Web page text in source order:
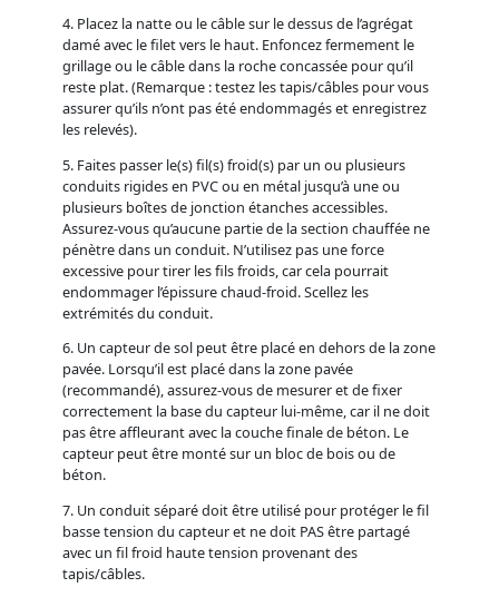
4. Placez la natte ou le câble sur le dessus de l’agrégat
damé avec le filet vers le haut. Enfoncez fermement le
grillage ou le câble dans la roche concassée pour qu’il
reste plat. (Remarque : testez les tapis/câbles pour vous
assurer qu’ils n’ont pas été endommagés et enregistrez
les relevés).
5. Faites passer le(s) fil(s) froid(s) par un ou plusieurs
conduits rigides en PVC ou en métal jusqu’à une ou
plusieurs boîtes de jonction étanches accessibles.
Assurez-vous qu’aucune partie de la section chauffée ne
pénètre dans un conduit. N’utilisez pas une force
excessive pour tirer les fils froids, car cela pourrait
endommager l’épissure chaud-froid. Scellez les
extrémités du conduit.
6. Un capteur de sol peut être placé en dehors de la zone
pavée. Lorsqu’il est placé dans la zone pavée
(recommandé), assurez-vous de mesurer et de fixer
correctement la base du capteur lui-même, car il ne doit
pas être affleurant avec la couche finale de béton. Le
capteur peut être monté sur un bloc de bois ou de
béton.
7. Un conduit séparé doit être utilisé pour protéger le fil
basse tension du capteur et ne doit PAS être partagé
avec un fil froid haute tension provenant des
tapis/câbles.